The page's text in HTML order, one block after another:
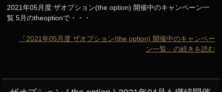
2021年05月度 ザオプション(the option) 開催中のキャンペーン一
覧 5月のtheoptionで・・・
「2021年05月度 ザオプション(the option) 開催中のキャンペー
ン一覧」の続きを読む